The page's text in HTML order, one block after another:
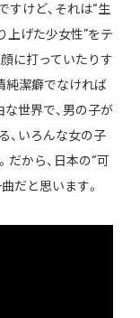
すけど、それは“生
上げた少女性”をテ
に打っていたりす
純潔癖でなければ
な世界で、男の子が
、いろんな女の子
だから、日本の“可
だと思います。